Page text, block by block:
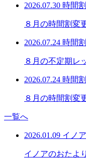
2026.07.30 時間
８月の時間割変
2026.07.24 時間
８月の不定期レ
2026.07.24 時間
８月の時間割変
一覧へ
2026.01.09 イノ
イノアのおた